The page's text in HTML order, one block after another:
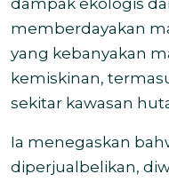
dampak ekologis
memberdayakan
yang kebanyakan
kemiskinan,
sekitar kawasan
Ia menegaskan
diperjualbelikan,